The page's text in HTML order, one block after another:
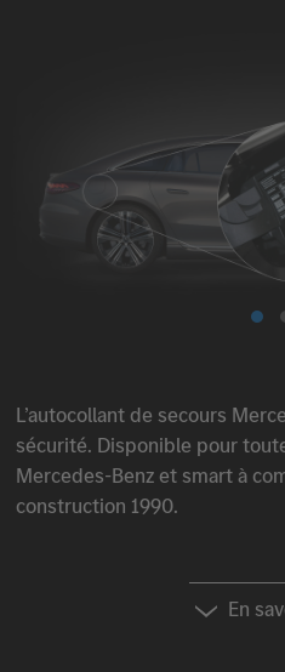
L’autocollant de secours
sécurité. Disponible pour
Mercedes-Benz et smart à
construction 1990.
En